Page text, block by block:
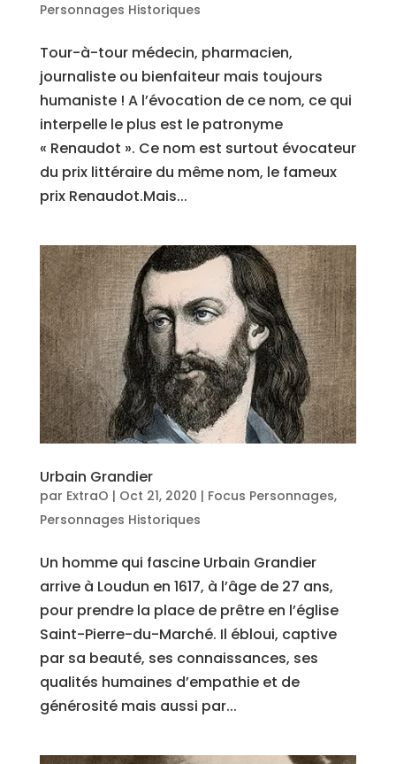
Personnages Historiques
Tour-à-tour médecin, pharmacien,
journaliste ou bienfaiteur mais toujours
humaniste ! A l’évocation de ce nom, ce qui
interpelle le plus est le patronyme
« Renaudot ». Ce nom est surtout évocateur
du prix littéraire du même nom, le fameux
prix Renaudot.Mais...
Urbain Grandier
par ExtraO | Oct 21, 2020 | Focus Personnages,
Personnages Historiques
Un homme qui fascine Urbain Grandier
arrive à Loudun en 1617, à l’âge de 27 ans,
pour prendre la place de prêtre en l’église
Saint-Pierre-du-Marché. Il ébloui, captive
par sa beauté, ses connaissances, ses
qualités humaines d’empathie et de
générosité mais aussi par...